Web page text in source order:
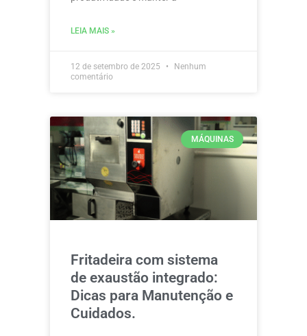
LEIA MAIS »
12 de setembro de 2025
Nenhum
comentário
MÁQUINAS
Fritadeira com sistema
de exaustão integrado:
Dicas para Manutenção e
Cuidados.